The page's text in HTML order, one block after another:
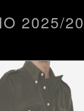
2025/